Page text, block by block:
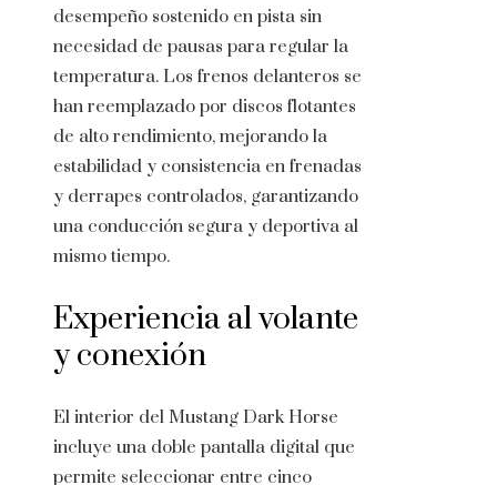
desempeño sostenido en pista sin
necesidad de pausas para regular la
temperatura. Los frenos delanteros se
han reemplazado por discos flotantes
de alto rendimiento, mejorando la
estabilidad y consistencia en frenadas
y derrapes controlados, garantizando
una conducción segura y deportiva al
mismo tiempo.
Experiencia al volante
y conexión
El interior del Mustang Dark Horse
incluye una doble pantalla digital que
permite seleccionar entre cinco